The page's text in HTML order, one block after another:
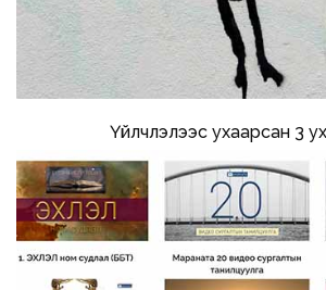
Үйлчлэлээс ухаарсан 3